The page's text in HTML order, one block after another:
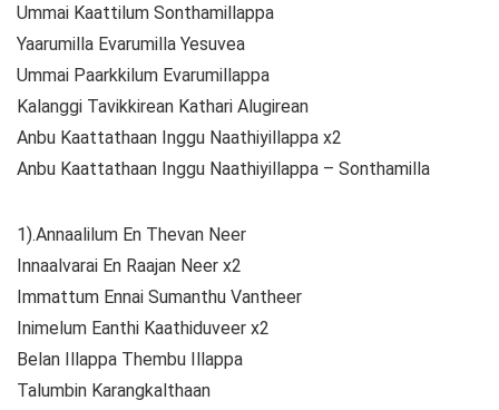
Ummai Kaattilum Sonthamillappa
Yaarumilla Evarumilla Yesuvea
Ummai Paarkkilum Evarumillappa
Kalanggi Tavikkirean Kathari Alugirean
Anbu Kaattathaan Inggu Naathiyillappa x2
Anbu Kaattathaan Inggu Naathiyillappa – Sonthamilla
1).Annaalilum En Thevan Neer
Innaalvarai En Raajan Neer x2
Immattum Ennai Sumanthu Vantheer
Inimelum Eanthi Kaathiduveer x2
Belan Illappa Thembu Illappa
Talumbin Karangkalthaan